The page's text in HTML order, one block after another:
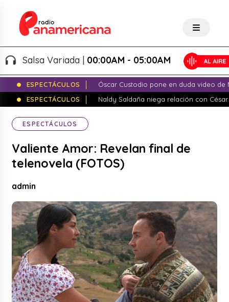
Salsa Variada |00:00AM - 05:00AM
ESPECTÁCULOS
Óscar Custodio pone en duda video de
ESPECTÁCULOS
Naldy Saldaña niega relación con
ESPECTÁCULOS
Valiente Amor: Revelan final de
telenovela (FOTOS)
admin